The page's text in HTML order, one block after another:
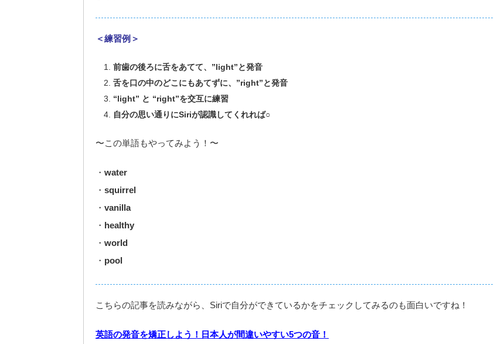
＜練習例＞
前歯の後ろに舌をあてて、”light”と発音
舌を口の中のどこにもあてずに、”right”と発音
“light” と “right”を交互に練習
自分の思い通りにSiriが認識してくれれば○
〜この単語もやってみよう！〜
・ water
・ squirrel
・ vanilla
・ healthy
・ world
・ pool
こちらの記事を読みながら、Siriで自分ができているかをチェックしてみるのも面白いですね！
英語の発音を矯正しよう！日本人が間違いやすい5つの音！